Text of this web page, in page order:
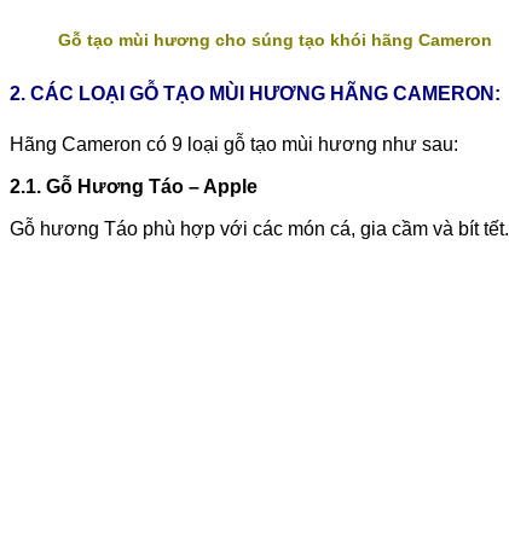
Gỗ tạo mùi hương cho súng tạo khói hãng Cameron
2. CÁC LOẠI GỖ TẠO MÙI HƯƠNG HÃNG CAMERON:
Hãng Cameron có 9 loại gỗ tạo mùi hương như sau:
2.1. Gỗ Hương Táo – Apple
Gỗ hương Táo phù hợp với các món cá, gia cầm và bít tết.